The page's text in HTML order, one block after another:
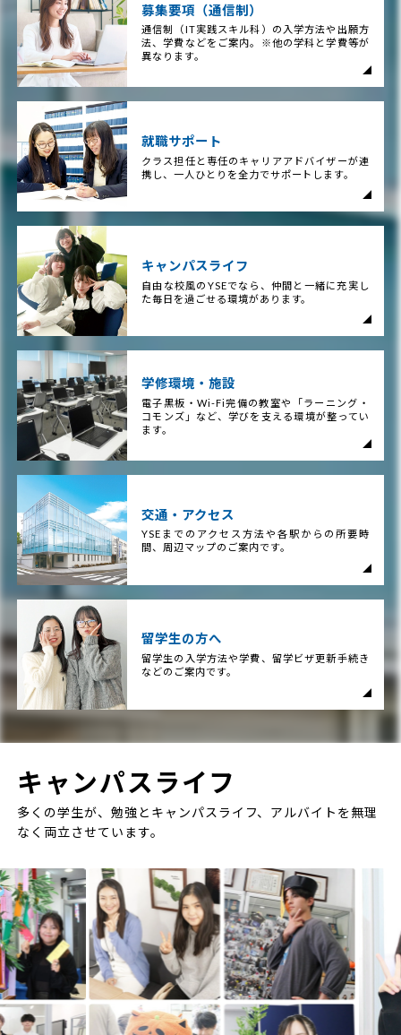
募集要項（通信制）
通信制（IT実践スキル科）の入学方法や出願方
法、学費などをご案内。※他の学科と学費等が
異なります。
就職サポート
クラス担任と専任のキャリアアドバイザーが連
携し、一人ひとりを全力でサポートします。
キャンパスライフ
自由な校風のYSEでなら、仲間と一緒に充実し
た毎日を過ごせる環境があります。
学修環境・施設
電子黒板・Wi-Fi完備の教室や「ラーニング・
コモンズ」など、学びを支える環境が整ってい
ます。
交通・アクセス
YSEまでのアクセス方法や各駅からの所要時
間、周辺マップのご案内です。
留学生の方へ
留学生の入学方法や学費、留学ビザ更新手続き
などのご案内です。
キャンパスライフ
多くの学生が、勉強とキャンパスライフ、アルバイトを無理
なく両立させています。